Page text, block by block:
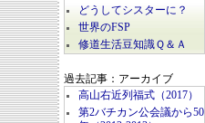
どうしてシスターに？
世界のFSP
修道生活豆知識Ｑ＆Ａ
過去記事：アーカイブ
高山右近列福式（2017）
第2バチカン公会議から50